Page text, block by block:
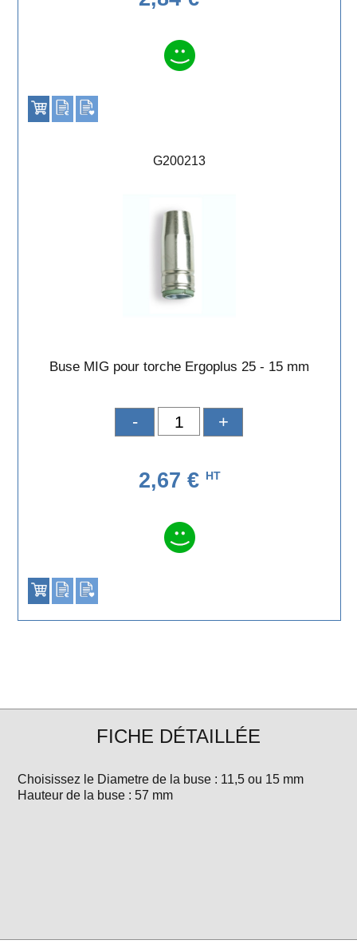
G200213
Buse MIG pour torche Ergoplus 25 - 15 mm
- +
2,67 € HT
FICHE DÉTAILLÉE
Choisissez le Diametre de la buse : 11,5 ou 15 mm
Hauteur de la buse : 57 mm